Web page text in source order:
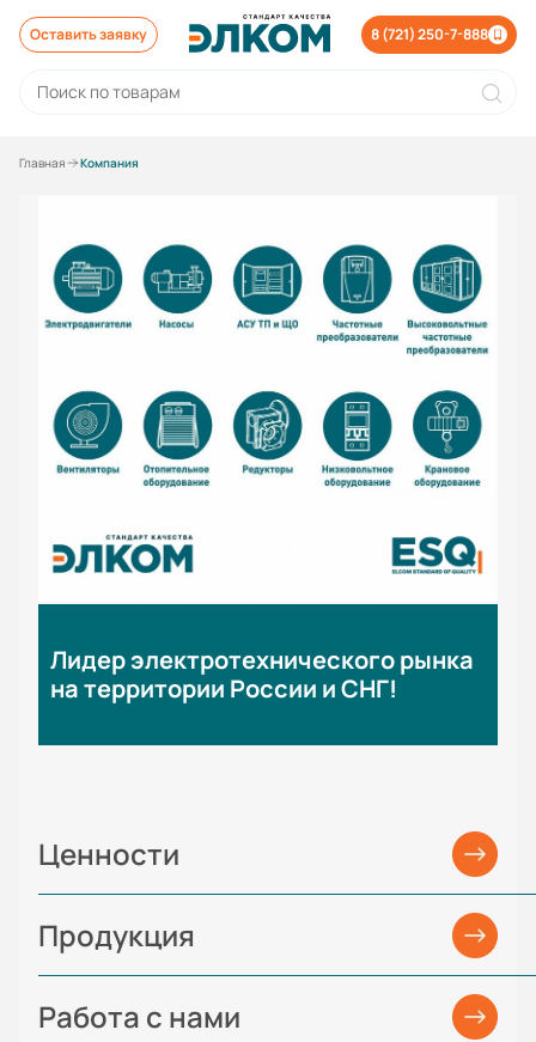
Оставить заявку 8 (721) 250-7-888
Главная Компания
Лидер электротехнического рынка
на территории России и СНГ!
Ценности
Продукция
Работа с нами